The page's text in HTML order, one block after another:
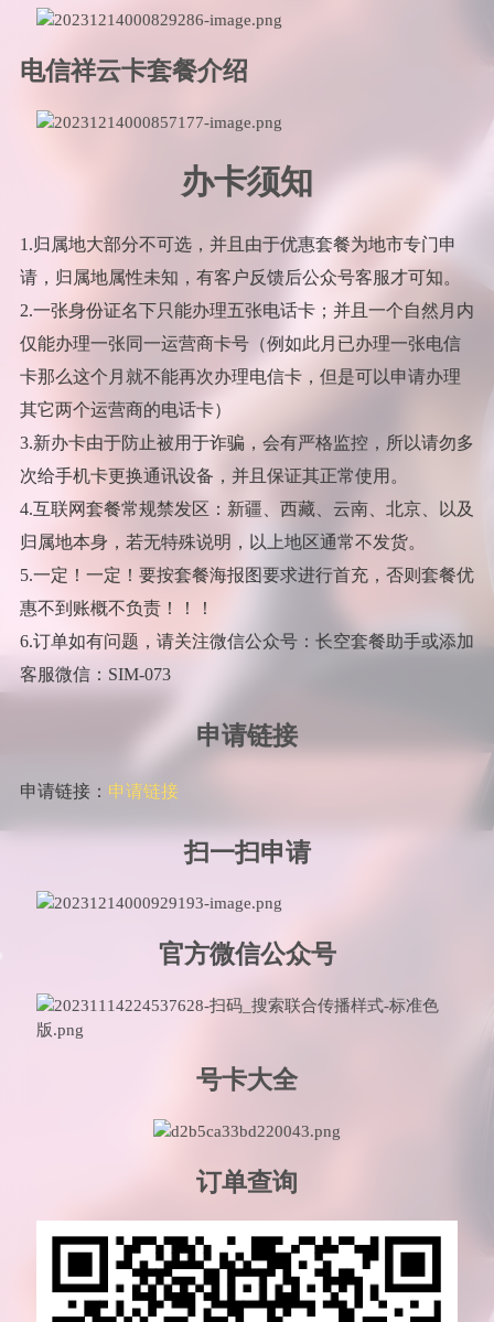
电信祥云卡套餐介绍
办卡须知
1.归属地大部分不可选，并且由于优惠套餐为地市专门申
请，归属地属性未知，有客户反馈后公众号客服才可知。
2.一张身份证名下只能办理五张电话卡；并且一个自然月内
仅能办理一张同一运营商卡号（例如此月已办理一张电信
卡那么这个月就不能再次办理电信卡，但是可以申请办理
其它两个运营商的电话卡）
3.新办卡由于防止被用于诈骗，会有严格监控，所以请勿多
次给手机卡更换通讯设备，并且保证其正常使用。
4.互联网套餐常规禁发区：新疆、西藏、云南、北京、以及
归属地本身，若无特殊说明，以上地区通常不发货。
5.一定！一定！要按套餐海报图要求进行首充，否则套餐优
惠不到账概不负责！！！
6.订单如有问题，请关注微信公众号：长空套餐助手或添加
客服微信：SIM-073
申请链接
申请链接： 申请链接
扫一扫申请
官方微信公众号
号卡大全
订单查询